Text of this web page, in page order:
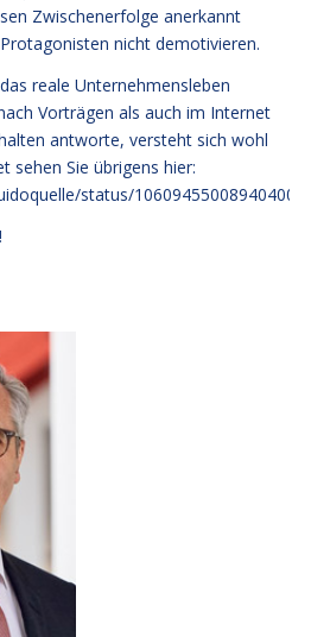
Zwischenerfolge anerkannt
nicht demotivieren.
reale Unternehmensleben
Vorträgen als auch im Internet
antworte, versteht sich wohl
sehen Sie übrigens hier:
status/1060945500894040064